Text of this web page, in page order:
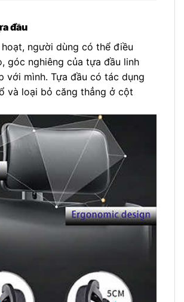
đầu
người dùng có thể điều
góc nghiêng của tựa đầu linh
với mình. Tựa đầu có tác dụng
và loại bỏ căng thẳng ở cột